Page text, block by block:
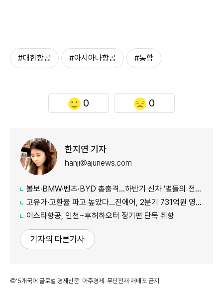
#대한항공 #아시아나항공 #통합
0 0
한지연 기자
hanji@ajunews.com
볼보·BMW·벤츠·BYD 총출격...하반기 신차 '별들의 전쟁'
고유가·고환율 파고 높았다…진에어, 2분기 731억원 영업적자
이스타항공, 인천~후허하오터 정기편 단독 취항
기자의 다른기사
©'5개국어 글로벌 경제신문' 아주경제. 무단전재·재배포 금지